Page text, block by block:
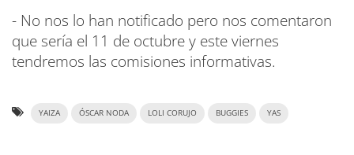
- No nos lo han notificado pero nos comentaron
que sería el 11 de octubre y este viernes
tendremos las comisiones informativas.
YAIZA ÓSCAR NODA LOLI CORUJO BUGGIES YAS